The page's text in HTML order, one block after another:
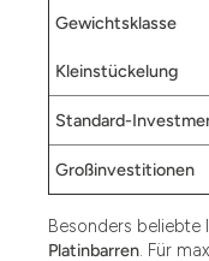
Gewichtsklasse
Kleinstückelung
Standard-
Großinvestitionen
Besonders beliebte
Platinbarren. Für